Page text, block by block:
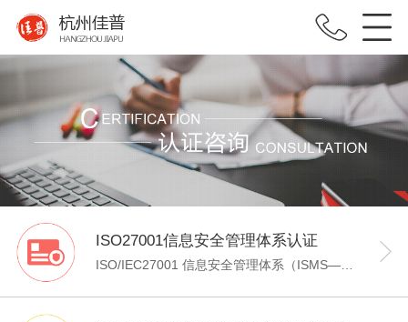
ISO27001信息安全管理体系认证
ISO/IEC27001 信息安全管理体系（ISMS——INFORMATION SECURITY MANAGEMENT SYSTEM)是信息安全管理的国际标准。最初源于英国标准BS7799，经过十年的不断改版，最终再2005年被国际标准化组织（ISO）转化为正式的国际标准，目前国际采用进一步更新的ISO/IEC27001:2013作为企业建立信息安全管理的最新要求。该标准可用于组织的信息安全管理建设和实施，通过管理体系保障组织全方面的信息安全，采用PDCA过程方法，基于风险评估的风险管理理念，全面系统地持续改进组织的信息安全管理。